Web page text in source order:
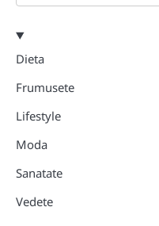
Dieta
Frumusete
Lifestyle
Moda
Sanatate
Vedete